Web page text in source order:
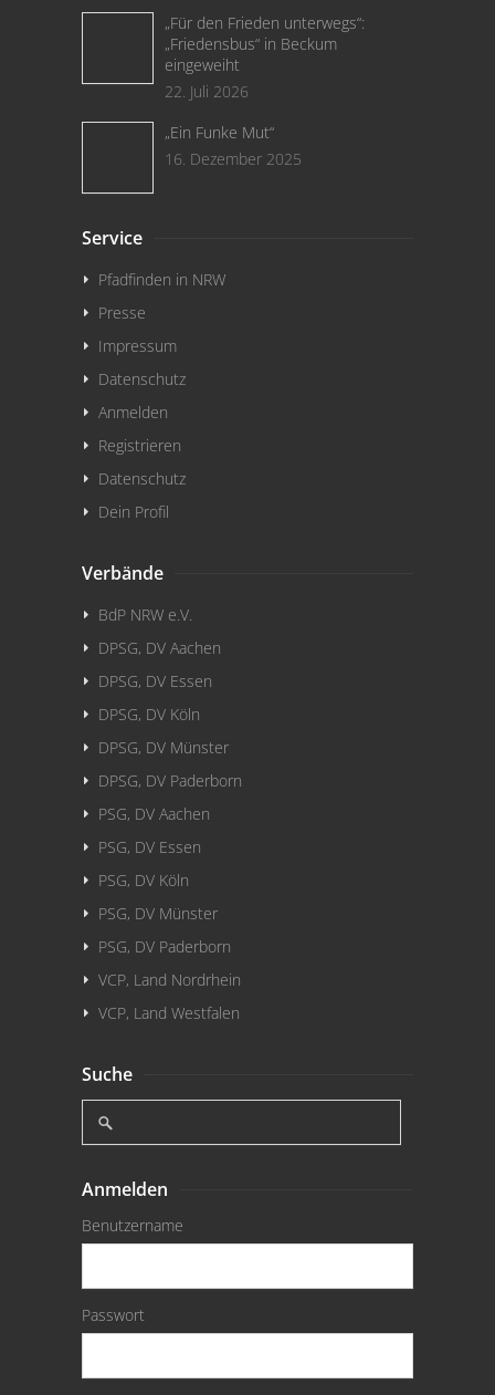
„Für den Frieden unterwegs“:
„Friedensbus“ in Beckum
eingeweiht
22. Juli 2026
„Ein Funke Mut“
16. Dezember 2025
Service
Pfadfinden in NRW
Presse
Impressum
Datenschutz
Anmelden
Registrieren
Datenschutz
Dein Profil
Verbände
BdP NRW e.V.
DPSG, DV Aachen
DPSG, DV Essen
DPSG, DV Köln
DPSG, DV Münster
DPSG, DV Paderborn
PSG, DV Aachen
PSG, DV Essen
PSG, DV Köln
PSG, DV Münster
PSG, DV Paderborn
VCP, Land Nordrhein
VCP, Land Westfalen
Suche
Anmelden
Benutzername
Passwort